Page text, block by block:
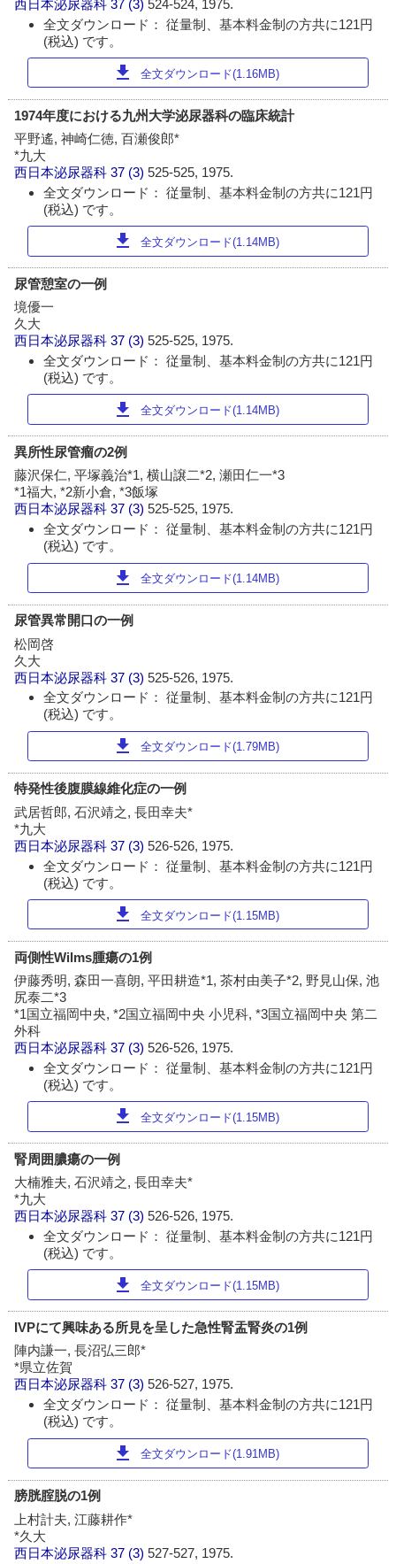
西日本泌尿器科 37 (3)524-524, 1975.
全文ダウンロード： 従量制、基本料金制の方共に121円
(税込) です。
download 全文ダウンロード(1.16MB)
1974年度における九州大学泌尿器科の臨床統計
平野遙, 神崎仁徳, 百瀬俊郎*
*九大
西日本泌尿器科 37 (3)525-525, 1975.
全文ダウンロード： 従量制、基本料金制の方共に121円
(税込) です。
download 全文ダウンロード(1.14MB)
尿管憩室の一例
境優一
久大
西日本泌尿器科 37 (3)525-525, 1975.
全文ダウンロード： 従量制、基本料金制の方共に121円
(税込) です。
download 全文ダウンロード(1.14MB)
異所性尿管瘤の2例
藤沢保仁, 平塚義治*1, 横山譲二*2, 瀬田仁一*3
*1福大, *2新小倉, *3飯塚
西日本泌尿器科 37 (3)525-525, 1975.
全文ダウンロード： 従量制、基本料金制の方共に121円
(税込) です。
download 全文ダウンロード(1.14MB)
尿管異常開口の一例
松岡啓
久大
西日本泌尿器科 37 (3)525-526, 1975.
全文ダウンロード： 従量制、基本料金制の方共に121円
(税込) です。
download 全文ダウンロード(1.79MB)
特発性後腹膜線維化症の一例
武居哲郎, 石沢靖之, 長田幸夫*
*九大
西日本泌尿器科 37 (3)526-526, 1975.
全文ダウンロード： 従量制、基本料金制の方共に121円
(税込) です。
download 全文ダウンロード(1.15MB)
両側性Wilms腫瘍の1例
伊藤秀明, 森田一喜朗, 平田耕造*1, 茶村由美子*2, 野見山保, 池
尻泰二*3
*1国立福岡中央, *2国立福岡中央 小児科, *3国立福岡中央 第二
外科
西日本泌尿器科 37 (3)526-526, 1975.
全文ダウンロード： 従量制、基本料金制の方共に121円
(税込) です。
download 全文ダウンロード(1.15MB)
腎周囲膿瘍の一例
大楠雅夫, 石沢靖之, 長田幸夫*
*九大
西日本泌尿器科 37 (3)526-526, 1975.
全文ダウンロード： 従量制、基本料金制の方共に121円
(税込) です。
download 全文ダウンロード(1.15MB)
IVPにて興味ある所見を呈した急性腎盂腎炎の1例
陣内謙一, 長沼弘三郎*
*県立佐賀
西日本泌尿器科 37 (3)526-527, 1975.
全文ダウンロード： 従量制、基本料金制の方共に121円
(税込) です。
download 全文ダウンロード(1.91MB)
膀胱腟脱の1例
上村計夫, 江藤耕作*
*久大
西日本泌尿器科 37 (3)527-527, 1975.